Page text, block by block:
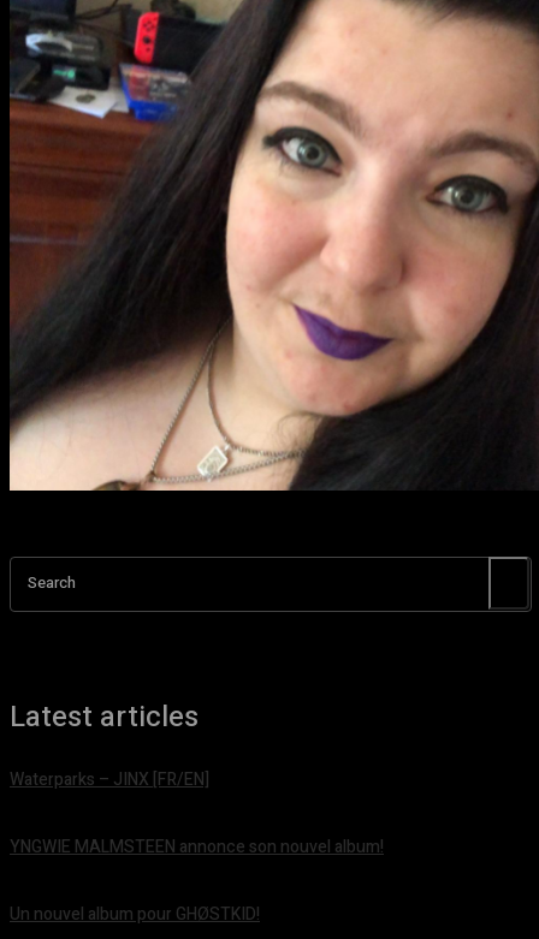
Search
Latest articles
Waterparks – JINX [FR/EN]
YNGWIE MALMSTEEN annonce son nouvel album!
Un nouvel album pour GHØSTKID!